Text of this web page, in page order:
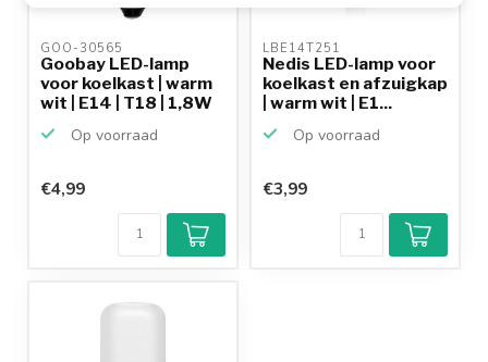
GOO-30565
Goobay LED-lamp
voor koelkast | warm
wit | E14 | T18 | 1,8W
Op voorraad
€4,99
LBE14T251
Nedis LED-lamp voor
koelkast en afzuigkap
| warm wit | E1...
Op voorraad
€3,99